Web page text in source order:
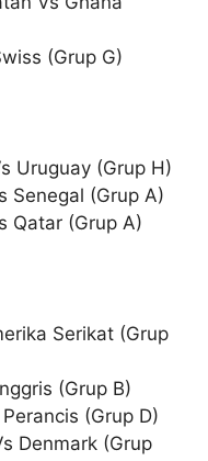
(Grup G)
Uruguay (Grup H)
Senegal (Grup A)
Qatar (Grup A)
Serikat (Grup
(Grup B)
(Grup D)
Denmark (Grup